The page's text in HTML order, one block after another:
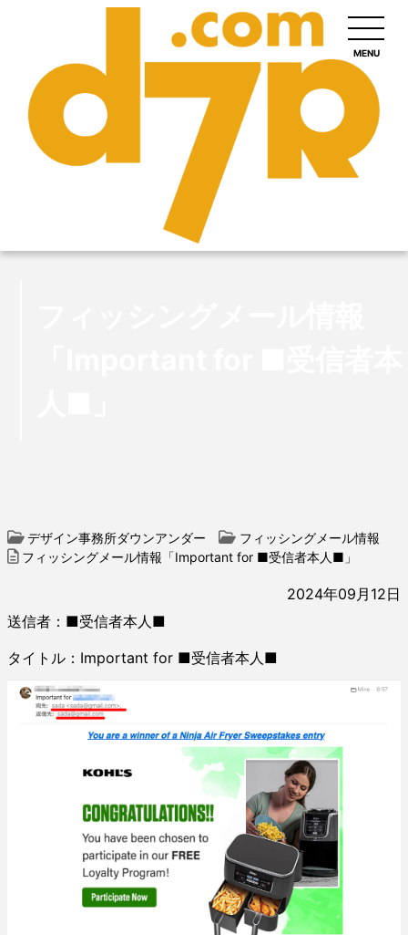
MENU
デザイン事務所ダウンアンダー
フィッシングメール情報
フィッシングメール情報「Important for ■受信者本人■」
2024年09月12日
送信者：■受信者本人■
タイトル：Important for ■受信者本人■